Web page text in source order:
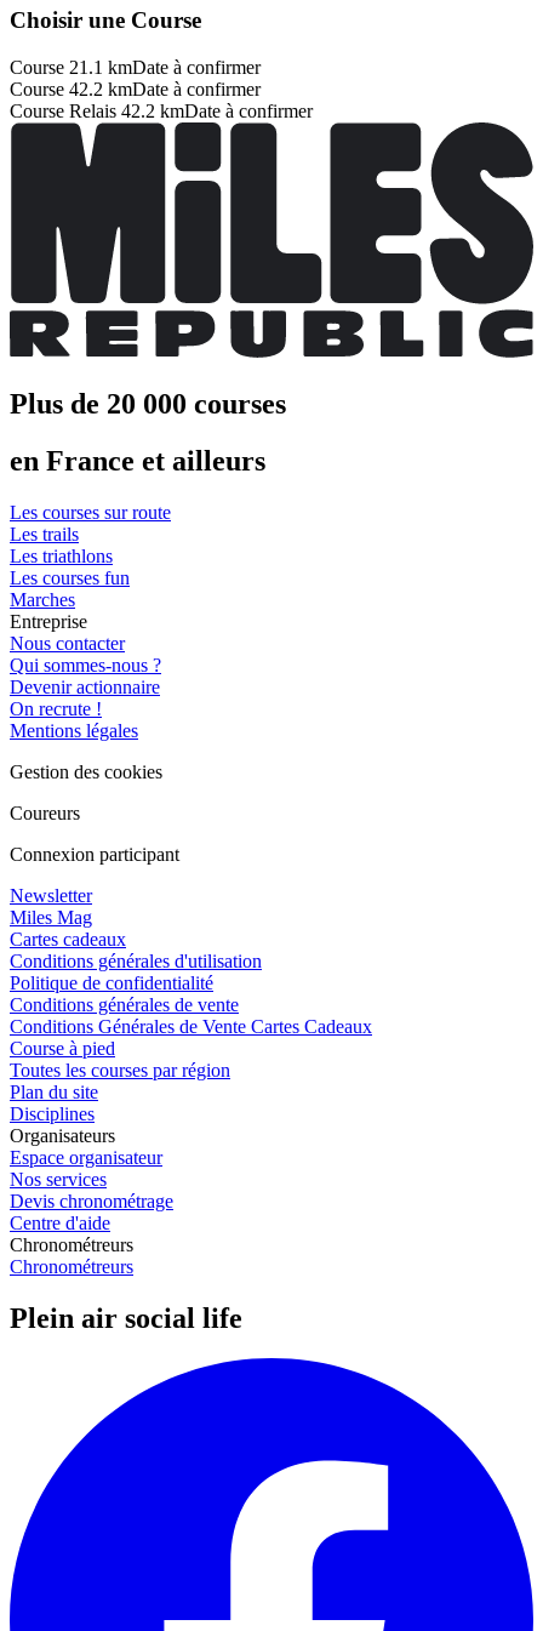
Choisir une Course
Course 21.1 kmDate à confirmer
Course 42.2 kmDate à confirmer
Course Relais 42.2 kmDate à confirmer
Plus de 20 000 courses
en France et ailleurs
Les courses sur route
Les trails
Les triathlons
Les courses fun
Marches
Entreprise
Nous contacter
Qui sommes-nous ?
Devenir actionnaire
On recrute !
Mentions légales
Gestion des cookies
Coureurs
Connexion participant
Newsletter
Miles Mag
Cartes cadeaux
Conditions générales d'utilisation
Politique de confidentialité
Conditions générales de vente
Conditions Générales de Vente Cartes Cadeaux
Course à pied
Toutes les courses par région
Plan du site
Disciplines
Organisateurs
Espace organisateur
Nos services
Devis chronométrage
Centre d'aide
Chronométreurs
Chronométreurs
Plein air social life